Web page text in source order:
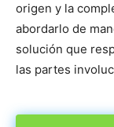
origen y la
abordarlo de
solución que
las partes